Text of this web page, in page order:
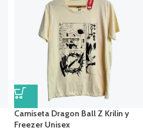
Camiseta Dragon Ball Z Krilin y
Freezer Unisex